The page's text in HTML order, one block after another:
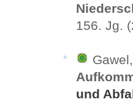
156. Jg.
und